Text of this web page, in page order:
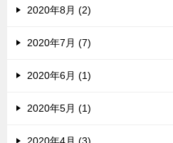
2020年8月 (2)
2020年7月 (7)
2020年6月 (1)
2020年5月 (1)